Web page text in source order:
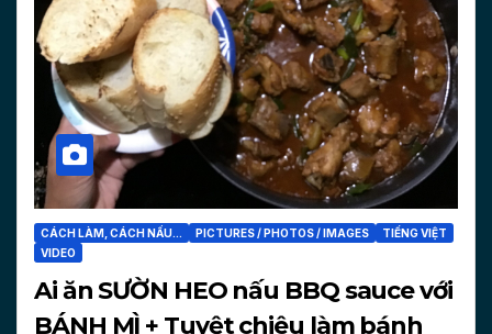
CÁCH LÀM, CÁCH NẤU... PICTURES / PHOTOS / IMAGES
TIẾNG VIỆT
VIDEO
Ai ăn SƯỜN HEO nấu BBQ sauce với
BÁNH MÌ + Tuyệt chiêu làm bánh